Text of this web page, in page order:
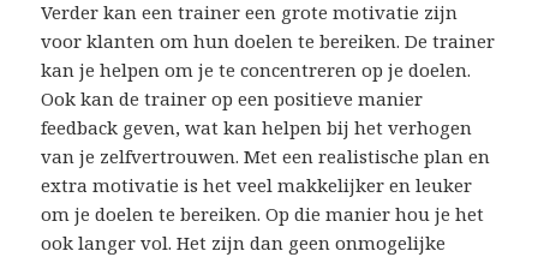
Verder kan een trainer een grote motivatie zijn
voor klanten om hun doelen te bereiken. De trainer
kan je helpen om je te concentreren op je doelen.
Ook kan de trainer op een positieve manier
feedback geven, wat kan helpen bij het verhogen
van je zelfvertrouwen. Met een realistische plan en
extra motivatie is het veel makkelijker en leuker
om je doelen te bereiken. Op die manier hou je het
ook langer vol. Het zijn dan geen onmogelijke